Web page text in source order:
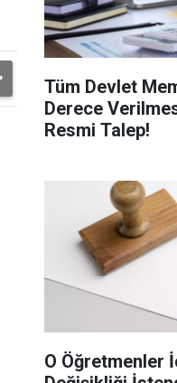
Tüm Devlet
Derece
Resmi Talep!
O Öğretmenler